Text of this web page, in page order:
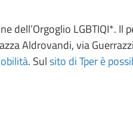
dell’Orgoglio LGBTIQI*. Il
Aldrovandi, via
. Sulsito di Tper è